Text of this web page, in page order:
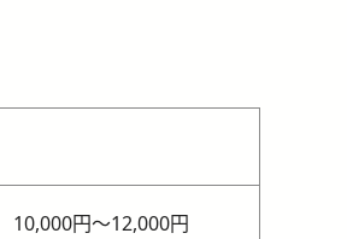
10,000円〜12,000円